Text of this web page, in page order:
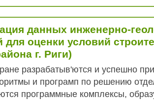
данных инженерно-
для оценки условий
г. Риги)
разрабатыв'ются и успешно
и програмп по решению
программные комплексы,